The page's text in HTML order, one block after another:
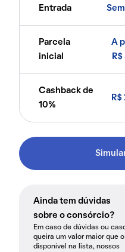
Entrada
Parcela
inicial
A
Cashback de
10%
Ainda tem dúvidas
sobre o consórcio?
Em caso de dúvidas ou
queira um valor maior que o
disponível na lista, nossos